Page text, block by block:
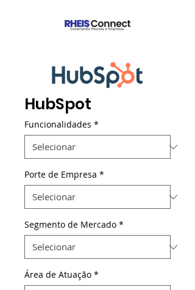
HubSpot
Funcionalidades *
Porte de Empresa *
Segmento de Mercado *
Área de Atuação *